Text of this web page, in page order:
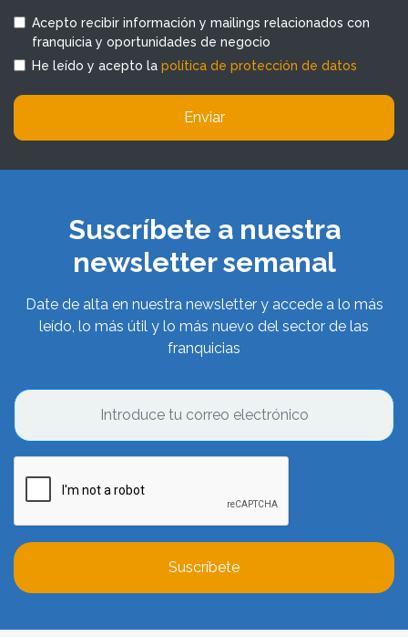
Acepto recibir información y mailings relacionados con
franquicia y oportunidades de negocio
He leído y acepto la política de protección de datos
Enviar
Suscríbete a nuestra
newsletter semanal
Date de alta en nuestra newsletter y accede a lo más
leído, lo más útil y lo más nuevo del sector de las
franquicias
Suscríbete